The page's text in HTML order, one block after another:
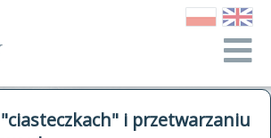
i przetwarzaniu